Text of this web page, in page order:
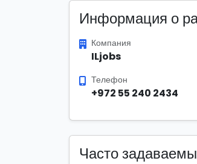
Информация о
Компания
ILjobs
Телефон
+972 55 240 2434
Часто